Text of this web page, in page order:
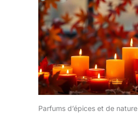
Parfums d’épices et de nature